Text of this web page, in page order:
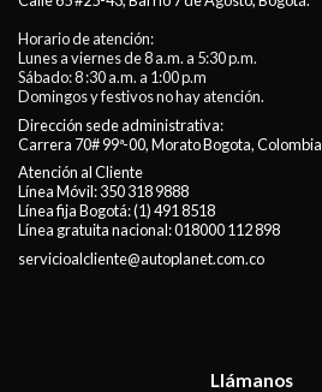
Horario de atención:
Lunes a viernes de 8 a.m. a 5:30 p.m.
Sábado: 8 :30 a.m. a 1:00 p.m
Domingos y festivos no hay atención.
Dirección sede administrativa:
Carrera 70# 99ª-00, Morato Bogota, Colombia
Atención al Cliente
Línea Móvil:350 318 9888
Línea fija Bogotá:(1) 491 8518
Línea gratuita nacional:018000 112 898
servicioalcliente@autoplanet.com.co
Llámanos